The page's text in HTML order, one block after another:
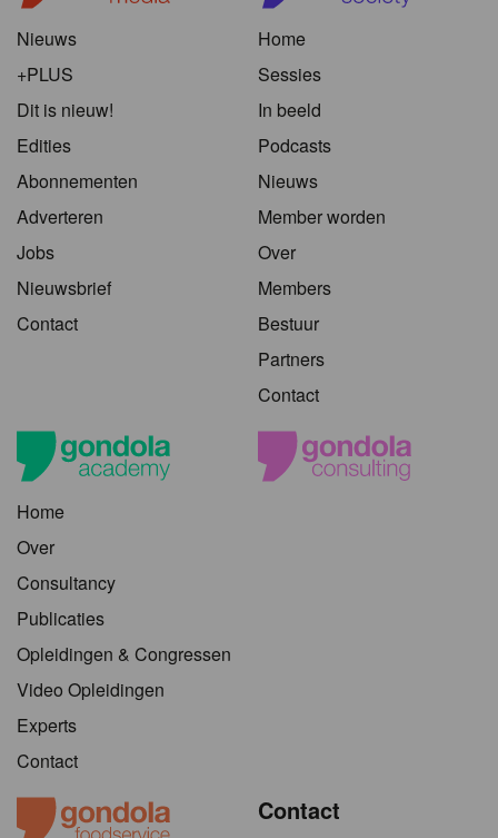
Nieuws
+PLUS
Dit is nieuw!
Edities
Abonnementen
Adverteren
Jobs
Nieuwsbrief
Contact
Home
Sessies
In beeld
Podcasts
Nieuws
Member worden
Over
Members
Bestuur
Partners
Contact
Home
Over
Consultancy
Publicaties
Opleidingen & Congressen
Video Opleidingen
Experts
Contact
Contact